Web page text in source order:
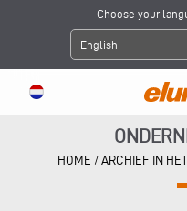
Choose your
English
HOME / ARCHIEF IN